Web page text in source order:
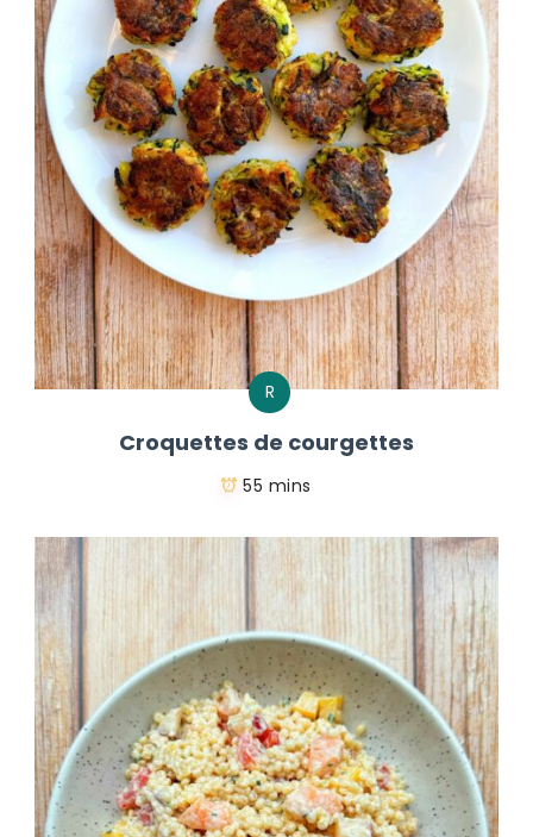
R
Croquettes de courgettes
55 mins